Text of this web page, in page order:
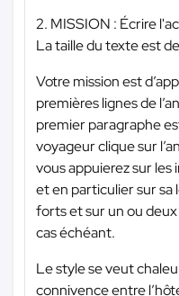
2. MISSION : Écrire
La taille du texte est
Votre mission est
premières lignes de
premier paragraphe
voyageur clique sur
vous appuierez sur
et en particulier sur sa
forts et sur un ou
cas échéant.
Le style se veut
connivence entre